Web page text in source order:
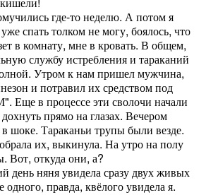
где-то неделю. А потом я
спать толком не могу, боялось, что
в комнату, мне в кровать. В общем,
службу истребления и тараканий
Утром к нам пришел мужчина,
и потравил их средством под
Еще в процессе эти сволочи начали
прямо на глазах. Вечером
шоке. Тараканьи трупы были везде.
их, выкинула. На утро на полу
Вот, откуда они, а?
день няня увидела сразу двух живых
правда, квёлого увидела я.